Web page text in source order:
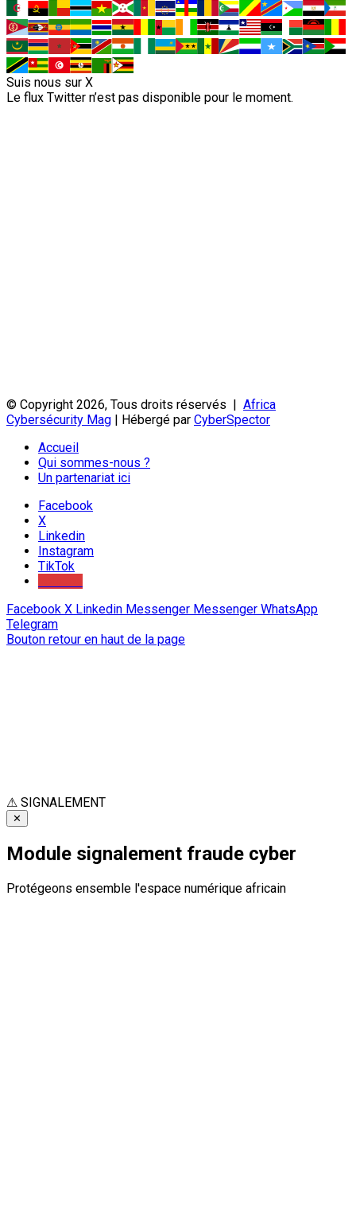
Suis nous sur X
Le flux Twitter n’est pas disponible pour le moment.
© Copyright 2026, Tous droits réservés | Africa
Cybersécurity Mag | Hébergé par CyberSpector
Accueil
Qui sommes-nous ?
Un partenariat ici
Facebook
X
Linkedin
Instagram
TikTok
Facebook X Linkedin Messenger Messenger WhatsApp
Telegram
Bouton retour en haut de la page
⚠ SIGNALEMENT
✕
Module signalement fraude cyber
Protégeons ensemble l'espace numérique africain